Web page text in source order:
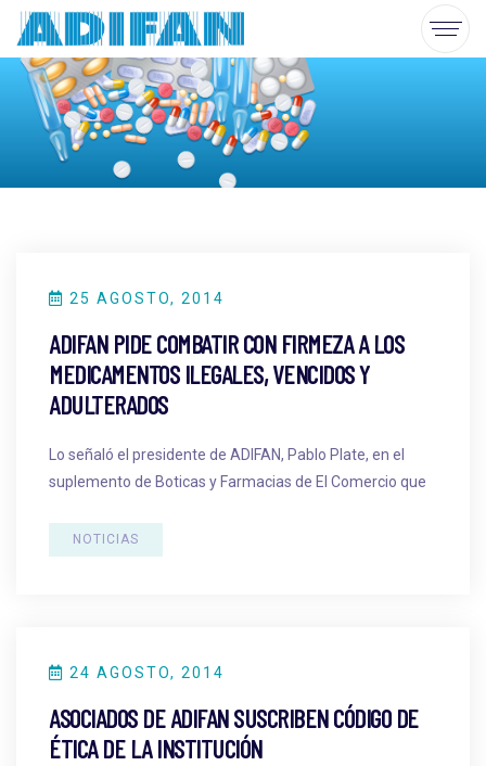
25 AGOSTO, 2014
ADIFAN PIDE COMBATIR CON FIRMEZA A LOS
MEDICAMENTOS ILEGALES, VENCIDOS Y
ADULTERADOS
Lo señaló el presidente de ADIFAN, Pablo Plate, en el
suplemento de Boticas y Farmacias de El Comercio que
NOTICIAS
24 AGOSTO, 2014
ASOCIADOS DE ADIFAN SUSCRIBEN CÓDIGO DE
ÉTICA DE LA INSTITUCIÓN